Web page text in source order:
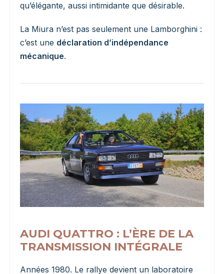
qu’élégante, aussi intimidante que désirable.
La Miura n’est pas seulement une Lamborghini :
c’est une déclaration d’indépendance
mécanique.
AUDI QUATTRO : L’ÈRE DE LA
TRANSMISSION INTÉGRALE
Années 1980. Le rallye devient un laboratoire